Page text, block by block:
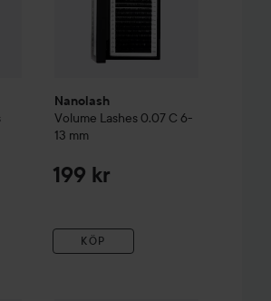
Nanolash
Volume Lashes 0.07 C 6-
13 mm
199 kr
KÖP